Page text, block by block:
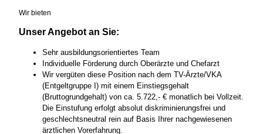
Wir bieten
Unser Angebot an Sie:
Sehr ausbildungsorientiertes Team
Individuelle Förderung durch Oberärzte und Chefarzt
Wir vergüten diese Position nach dem TV-Ärzte/VKA
(Entgeltgruppe I) mit einem Einstiegsgehalt
(Bruttogrundgehalt) von ca. 5.722,- € monatlich bei Vollzeit.
Die Einstufung erfolgt absolut diskriminierungsfrei und
geschlechtsneutral rein auf Basis Ihrer nachgewiesenen
ärztlichen Vorerfahrung.